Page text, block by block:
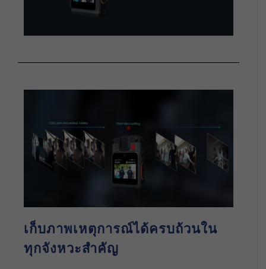
เก็บภาพเหตุการณ์ได้ครบถ้วนใน
ทุกจังหวะสำคัญ